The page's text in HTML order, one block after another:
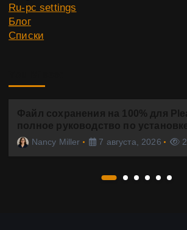
Ru-pc settings
Блог
Списки
Файл сохранения на 100% для
полное руководство по
Nancy Miller 7 августа, 2026